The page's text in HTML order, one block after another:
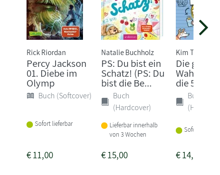
Rick Riordan
Percy Jackson
01. Diebe im
Olymp
Buch (Softcover)
Sofort lieferbar
€11,00
Natalie Buchholz
PS: Du bist ein
Schatz! (PS: Du
bist die Be...
Buch
(Hardcover)
Lieferbar innerhalb
von 3 Wochen
€15,00
Kim Tomsic
Die ganze
Wahrheit
die 5.
Buch
Sofort
€14,00